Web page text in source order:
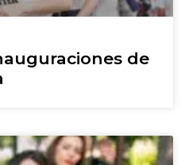
de